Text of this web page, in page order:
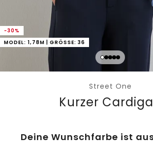
-30%
MODEL: 1,78M | GRÖSSE: 36
Street One
Kurzer
Deine Wunschfarbe ist